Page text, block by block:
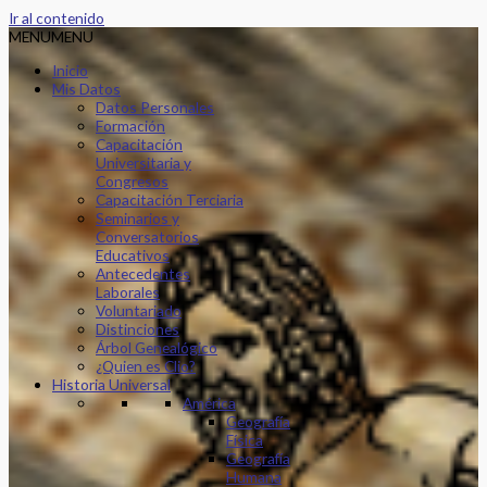
Ir al contenido
MENUMENU
Inicio
Mis Datos
Datos Personales
Formación
Capacitación
Universitaria y
Congresos
Capacitación Terciaria
Seminarios y
Conversatorios
Educativos
Antecedentes
Laborales
Voluntariado
Distinciones
Árbol Genealógico
¿Quien es Clio?
Historia Universal
América
Geografía
Física
Geografía
Humana